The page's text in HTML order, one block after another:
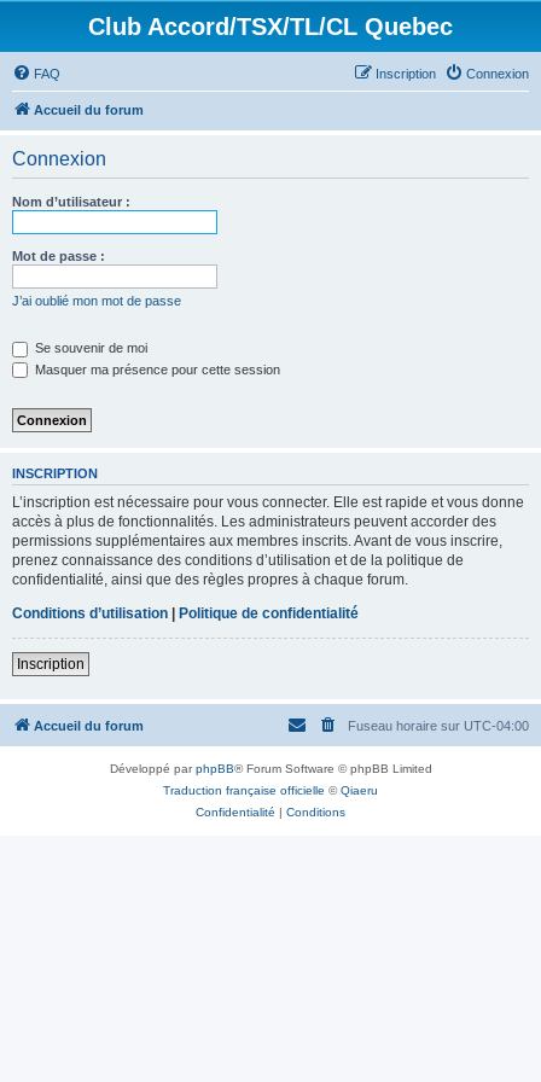
Club Accord/TSX/TL/CL Quebec
FAQ Connexion
Inscription
Accueil du forum
Connexion
Nom d’utilisateur :
Mot de passe :
J’ai oublié mon mot de passe
Se souvenir de moi
Masquer ma présence pour cette session
INSCRIPTION
L’inscription est nécessaire pour vous connecter. Elle est rapide et vous donne
accès à plus de fonctionnalités. Les administrateurs peuvent accorder des
permissions supplémentaires aux membres inscrits. Avant de vous inscrire,
prenez connaissance des conditions d’utilisation et de la politique de
confidentialité, ainsi que des règles propres à chaque forum.
Conditions d’utilisation | Politique de confidentialité
Inscription
Accueil du forum Fuseau horaire sur UTC-04:00
Développé parphpBB® Forum Software © phpBB Limited
Traduction française officielle ©Qiaeru
Confidentialité | Conditions